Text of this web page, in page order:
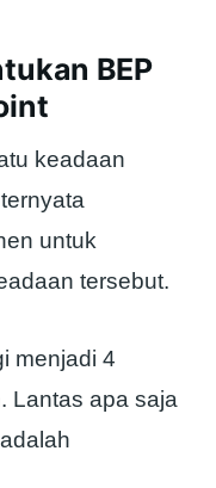
BEP
keadaan
untuk
tersebut.
menjadi 4
Lantas apa saja